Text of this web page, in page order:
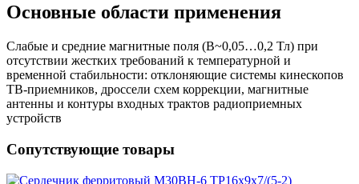
Основные области применения
Слабые и средние магнитные поля (В~0,05…0,2 Тл) при
отсутствии жестких требований к температурной и
временной стабильности: отклоняющие системы кинескопов
ТВ-приемников, дроссели схем коррекции, магнитные
антенны и контуры входных трактов радиоприемных
устройств
Сопутствующие товары